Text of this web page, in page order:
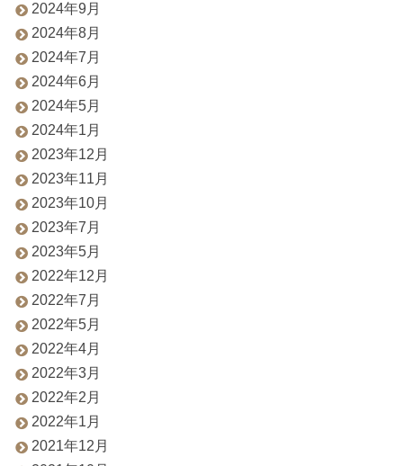
2024年9月
2024年8月
2024年7月
2024年6月
2024年5月
2024年1月
2023年12月
2023年11月
2023年10月
2023年7月
2023年5月
2022年12月
2022年7月
2022年5月
2022年4月
2022年3月
2022年2月
2022年1月
2021年12月